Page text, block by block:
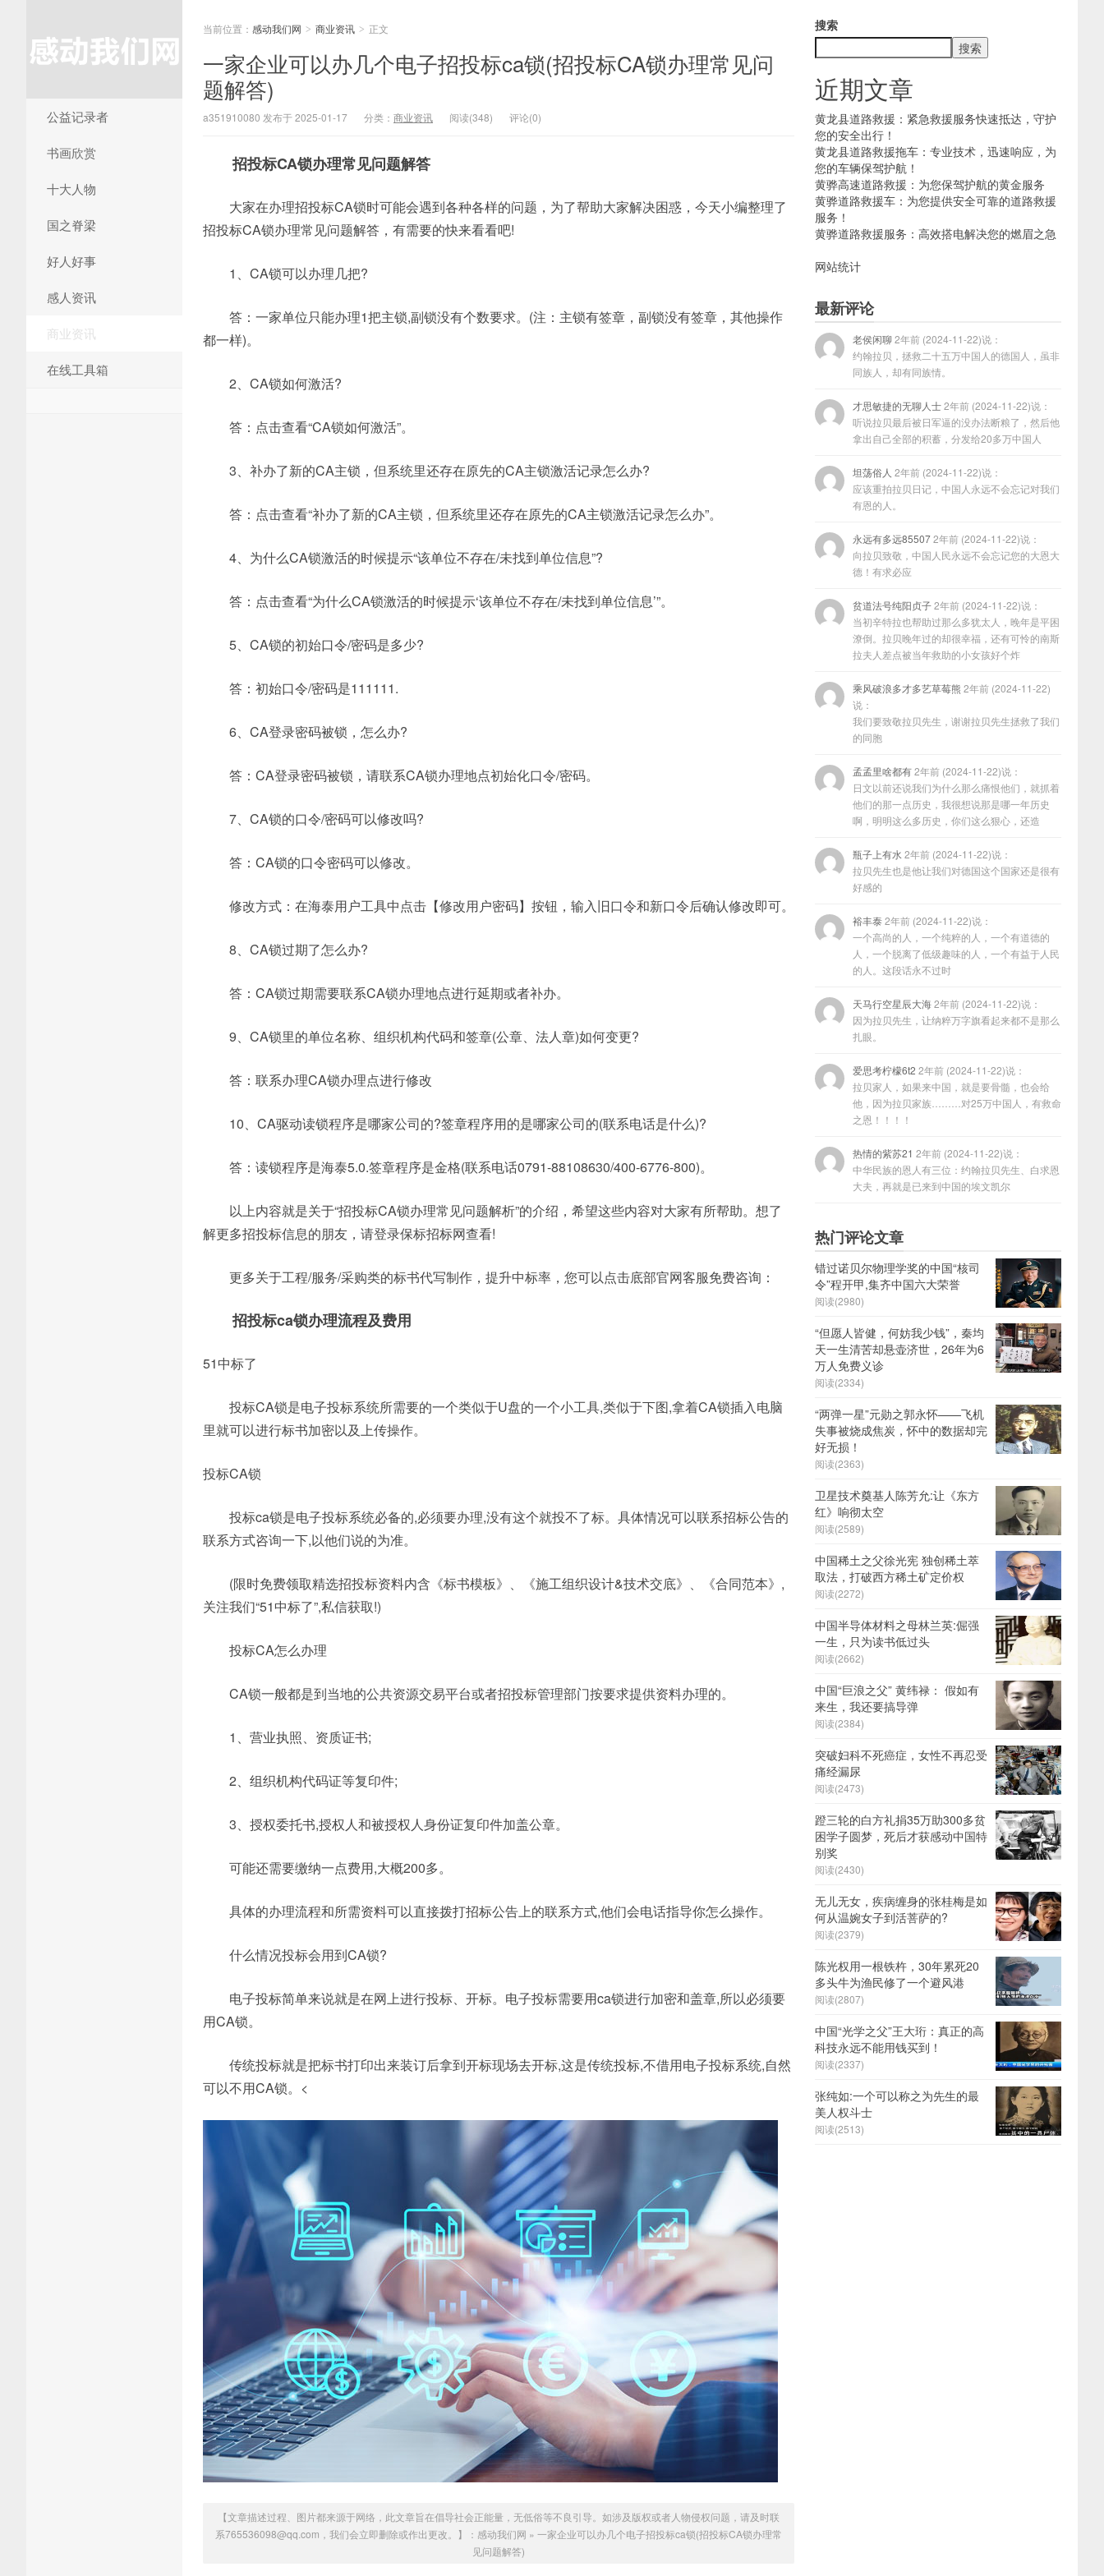
公益记录者
书画欣赏
十大人物
国之脊梁
好人好事
感人资讯
商业资讯
在线工具箱
当前位置： 感动我们网 > 商业资讯 > 正文
一家企业可以办几个电子招投标ca锁(招投标CA锁办理常见问
题解答)
a351910080 发布于 2025-01-17 分类： 商业资讯 阅读(348) 评论(0)
招投标CA锁办理常见问题解答
大家在办理招投标CA锁时可能会遇到各种各样的问题，为了帮助大家解决困惑，今天小编整理了
招投标CA锁办理常见问题解答，有需要的快来看看吧!
1、CA锁可以办理几把?
答：一家单位只能办理1把主锁,副锁没有个数要求。(注：主锁有签章，副锁没有签章，其他操作
都一样)。
2、CA锁如何激活?
答：点击查看“CA锁如何激活”。
3、补办了新的CA主锁，但系统里还存在原先的CA主锁激活记录怎么办?
答：点击查看“补办了新的CA主锁，但系统里还存在原先的CA主锁激活记录怎么办”。
4、为什么CA锁激活的时候提示“该单位不存在/未找到单位信息”?
答：点击查看“为什么CA锁激活的时候提示‘该单位不存在/未找到单位信息’”。
5、CA锁的初始口令/密码是多少?
答：初始口令/密码是111111.
6、CA登录密码被锁，怎么办?
答：CA登录密码被锁，请联系CA锁办理地点初始化口令/密码。
7、CA锁的口令/密码可以修改吗?
答：CA锁的口令密码可以修改。
修改方式：在海泰用户工具中点击【修改用户密码】按钮，输入旧口令和新口令后确认修改即可。
8、CA锁过期了怎么办?
答：CA锁过期需要联系CA锁办理地点进行延期或者补办。
9、CA锁里的单位名称、组织机构代码和签章(公章、法人章)如何变更?
答：联系办理CA锁办理点进行修改
10、CA驱动读锁程序是哪家公司的?签章程序用的是哪家公司的(联系电话是什么)?
答：读锁程序是海泰5.0.签章程序是金格(联系电话0791-88108630/400-6776-800)。
以上内容就是关于“招投标CA锁办理常见问题解析”的介绍，希望这些内容对大家有所帮助。想了
解更多招投标信息的朋友，请登录保标招标网查看!
更多关于工程/服务/采购类的标书代写制作，提升中标率，您可以点击底部官网客服免费咨询：
招投标ca锁办理流程及费用
51中标了
投标CA锁是电子投标系统所需要的一个类似于U盘的一个小工具,类似于下图,拿着CA锁插入电脑
里就可以进行标书加密以及上传操作。
投标CA锁
投标ca锁是电子投标系统必备的,必须要办理,没有这个就投不了标。具体情况可以联系招标公告的
联系方式咨询一下,以他们说的为准。
(限时免费领取精选招投标资料内含《标书模板》、《施工组织设计&技术交底》、《合同范本》,
关注我们“51中标了”,私信获取!)
投标CA怎么办理
CA锁一般都是到当地的公共资源交易平台或者招投标管理部门按要求提供资料办理的。
1、营业执照、资质证书;
2、组织机构代码证等复印件;
3、授权委托书,授权人和被授权人身份证复印件加盖公章。
可能还需要缴纳一点费用,大概200多。
具体的办理流程和所需资料可以直接拨打招标公告上的联系方式,他们会电话指导你怎么操作。
什么情况投标会用到CA锁?
电子投标简单来说就是在网上进行投标、开标。电子投标需要用ca锁进行加密和盖章,所以必须要
用CA锁。
传统投标就是把标书打印出来装订后拿到开标现场去开标,这是传统投标,不借用电子投标系统,自然
可以不用CA锁。<
【文章描述过程、图片都来源于网络，此文章旨在倡导社会正能量，无低俗等不良引导。如涉及版权或者人物侵权问题，请及时联
系765536098@qq.com，我们会立即删除或作出更改。】： 感动我们网 » 一家企业可以办几个电子招投标ca锁(招投标CA锁办理常
见问题解答)
搜索
搜索
近期文章
黄龙县道路救援：紧急救援服务快速抵达，守护
您的安全出行！
黄龙县道路救援拖车：专业技术，迅速响应，为
您的车辆保驾护航！
黄骅高速道路救援：为您保驾护航的黄金服务
黄骅道路救援车：为您提供安全可靠的道路救援
服务！
黄骅道路救援服务：高效搭电解决您的燃眉之急
网站统计
最新评论
老侯闲聊2年前 (2024-11-22)说：
约翰拉贝，拯救二十五万中国人的德国人，虽非
同族人，却有同族情。
才思敏捷的无聊人士2年前 (2024-11-22)说：
听说拉贝最后被日军逼的没办法断粮了，然后他
拿出自己全部的积蓄，分发给20多万中国人
坦荡俗人 2年前 (2024-11-22)说：
应该重拍拉贝日记，中国人永远不会忘记对我们
有恩的人。
永远有多远855072年前 (2024-11-22)说：
向拉贝致敬，中国人民永远不会忘记您的大恩大
德！有求必应
贫道法号纯阳贞子2年前 (2024-11-22)说：
当初辛特拉也帮助过那么多犹太人，晚年是平困
潦倒。拉贝晚年过的却很幸福，还有可怜的南斯
拉夫人差点被当年救助的小女孩好个炸
乘风破浪多才多艺草莓熊 2年前 (2024-11-22)
说：
我们要致敬拉贝先生，谢谢拉贝先生拯救了我们
的同胞
孟孟里啥都有2年前 (2024-11-22)说：
日文以前还说我们为什么那么痛恨他们，就抓着
他们的那一点历史，我很想说那是哪一年历史
啊，明明这么多历史，你们这么狠心，还造
瓶子上有水 2年前 (2024-11-22)说：
拉贝先生也是他让我们对德国这个国家还是很有
好感的
裕丰泰2年前 (2024-11-22)说：
一个高尚的人，一个纯粹的人，一个有道德的
人，一个脱离了低级趣味的人，一个有益于人民
的人。这段话永不过时
天马行空星辰大海2年前 (2024-11-22)说：
因为拉贝先生，让纳粹万字旗看起来都不是那么
扎眼。
爱思考柠檬6t2 2年前 (2024-11-22)说：
拉贝家人，如果来中国，就是要骨髓，也会给
他，因为拉贝家族………对25万中国人，有救命
之恩！！！！
热情的紫苏21 2年前 (2024-11-22)说：
中华民族的恩人有三位：约翰拉贝先生、白求恩
大夫，再就是已来到中国的埃文凯尔
热门评论文章
错过诺贝尔物理学奖的中国“核司
令”程开甲,集齐中国六大荣誉
阅读(2980)
“但愿人皆健，何妨我少钱”，秦均
天一生清苦却悬壶济世，26年为6
万人免费义诊
阅读(2334)
“两弹一星”元勋之郭永怀——飞机
失事被烧成焦炭，怀中的数据却完
好无损！
阅读(2363)
卫星技术奠基人陈芳允:让《东方
红》响彻太空
阅读(2589)
中国稀土之父徐光宪 独创稀土萃
取法，打破西方稀土矿定价权
阅读(2272)
中国半导体材料之母林兰英:倔强
一生，只为读书低过头
阅读(2662)
中国“巨浪之父” 黄纬禄： 假如有
来生，我还要搞导弹
阅读(2384)
突破妇科不死癌症，女性不再忍受
痛经漏尿
阅读(2473)
蹬三轮的白方礼捐35万助300多贫
困学子圆梦，死后才获感动中国特
别奖
阅读(2430)
无儿无女，疾病缠身的张桂梅是如
何从温婉女子到活菩萨的?
阅读(2379)
陈光权用一根铁杵，30年累死20
多头牛为渔民修了一个避风港
阅读(2807)
中国“光学之父”王大珩：真正的高
科技永远不能用钱买到！
阅读(2337)
张纯如:一个可以称之为先生的最
美人权斗士
阅读(2513)